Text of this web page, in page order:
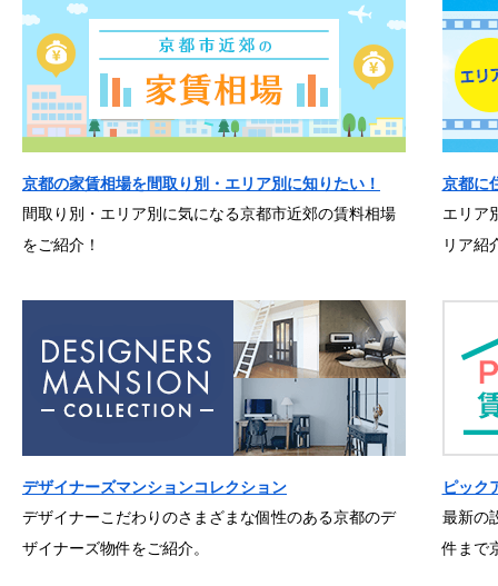
京都の家賃相場を間取り別・エリア別に知りたい！
間取り別・エリア別に気になる京都市近郊の賃料相場
をご紹介！
京都に
エリア
リア紹
デザイナーズマンションコレクション
デザイナーこだわりのさまざまな個性のある京都のデ
ザイナーズ物件をご紹介。
ピック
最新の
件まで